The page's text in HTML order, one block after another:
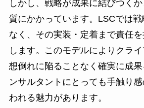
しかし、戦略が成果に結びつく
質にかかっています。LSCでは
なく、その実装・定着まで責任
します。このモデルによりクラ
想倒れに陥ることなく確実に成
ンサルタントにとっても手触り
われる魅力があります。